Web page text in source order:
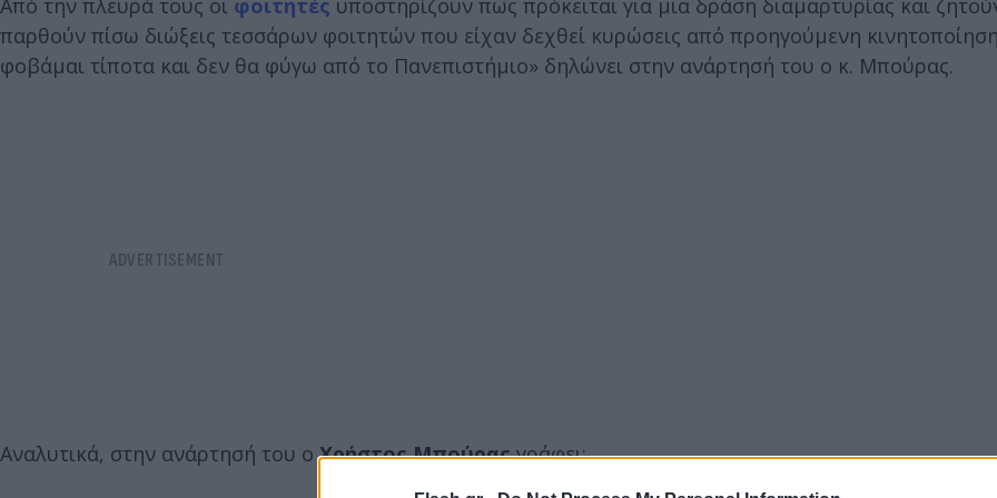
Από την πλευρά τους οι φοιτητές υποστηρίζουν πως πρόκειται για μια δράση διαμαρτυρίας και
παρθούν πίσω διώξεις τεσσάρων φοιτητών που είχαν δεχθεί κυρώσεις από προηγούμενη
φοβάμαι τίποτα και δεν θα φύγω από το Πανεπιστήμιο» δηλώνει στην ανάρτησή του ο κ. Μπούρας.
Αναλυτικά, στην ανάρτησή του οΧρήστος Μπούραςγράφει: